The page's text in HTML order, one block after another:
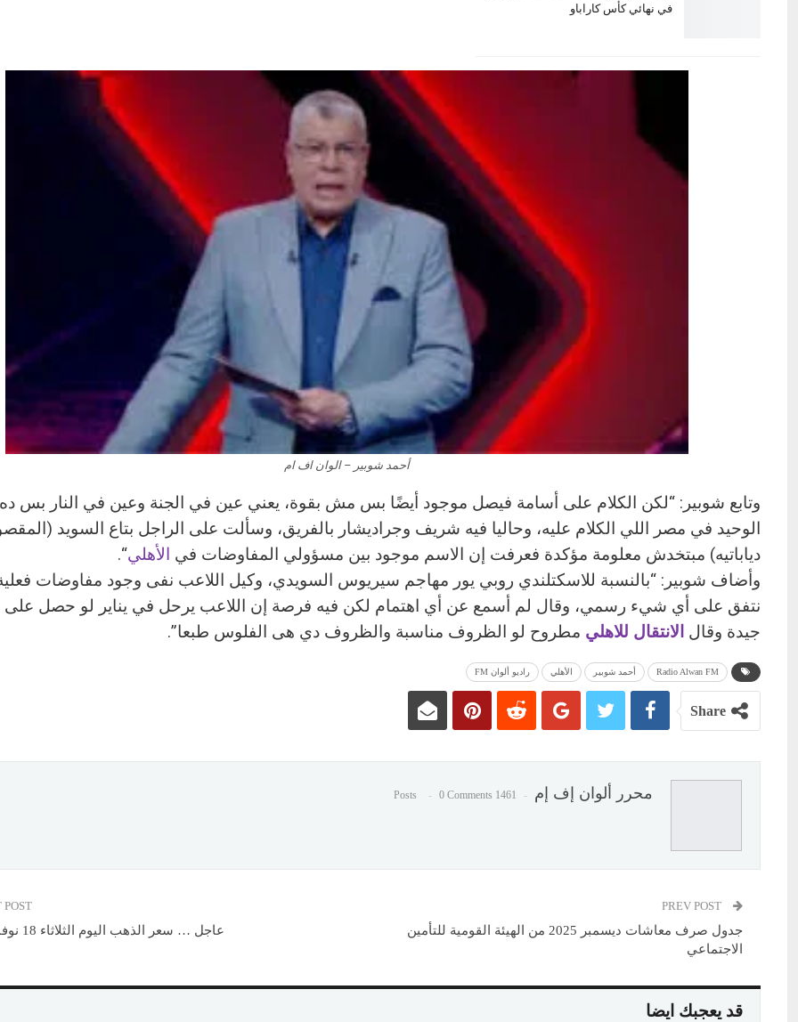
في نهائي كأس كاراباو
أحمد شوبير – الوان اف ام
وتابع شوبير: “لكن الكلام على أسامة فيصل موجود أيضًا بس مش بقوة، يعني عين في الجنة وعين في النار بس
الوحيد في مصر اللي الكلام عليه، وحاليا فيه شريف وجراديشار بالفريق، وسألت على الراجل بتاع السويد
دياباتيه) مبتخدش معلومة مؤكدة فعرفت إن الاسم موجود بين مسؤولي المفاوضات في الأهلي“.
وأضاف شوبير: “بالنسبة للاسكتلندي روبي يور مهاجم سيريوس السويدي، وكيل اللاعب نفى وجود مفاوضات
نتفق على أي شيء رسمي، وقال لم أسمع عن أي اهتمام لكن فيه فرصة إن اللاعب يرحل في يناير لو حصل
جيدة وقال الانتقال للاهلي مطروح لو الظروف مناسبة والظروف دي هى الفلوس طبعا”.
Radio Alwan FM أحمد شوبير الأهلي راديو ألوان FM
Share
محرر ألوان إف إم 1461 Posts
0 Comments
جدول صرف معاشات ديسمبر 2025 من الهيئة القومية للتأمين
الاجتماعي
POST
عاجل … سعر الذهب اليوم الثلاثاء 18 نوفمبر 2025
قد يعجبك ايضا